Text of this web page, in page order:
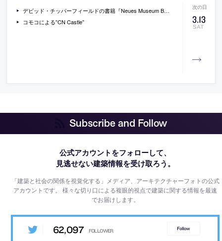
3.13
SAT
デビッド・チッパーフィールドの書籍『Neues Museum Berlin』
コモコによる”CN Castle”
Subscribe and Follow
公式アカウントをフォローして、
見逃せない建築情報を受け取ろう。
「建築と社会の関係を視覚化する」メディア、アーキテクチャーフォトの公式
アカウントです。様々な切り口による複眼的視点で建築に関する情報を最速
でお届けします。
62,097 Follow